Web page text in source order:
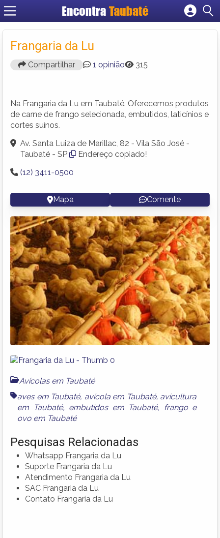
EncontraTaubaté
Cadastrar empresa
Frangaria da Lu
Compartilhar 1 opinião 315
Na Frangaria da Lu em Taubaté. Oferecemos produtos
de carne de frango selecionada, embutidos, laticínios e
cortes suínos.
Av. Santa Luiza de Marillac, 82 - Vila São José -
Taubaté - SP
Endereço copiado!
(12) 3411-0500
Mapa Comente
Avícolas em Taubaté
aves em Taubaté, avícola em Taubaté, avicultura
em Taubaté, embutidos em Taubaté, frangoe
ovo em Taubaté
Pesquisas Relacionadas
Whatsapp Frangaria da Lu
Suporte Frangaria da Lu
Atendimento Frangaria da Lu
SAC Frangaria da Lu
Contato Frangaria da Lu